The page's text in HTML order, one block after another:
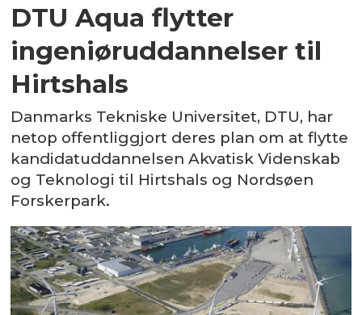
DTU Aqua flytter
ingeniøruddannelser til
Hirtshals
Danmarks Tekniske Universitet, DTU, har
netop offentliggjort deres plan om at flytte
kandidatuddannelsen Akvatisk Videnskab
og Teknologi til Hirtshals og Nordsøen
Forskerpark.